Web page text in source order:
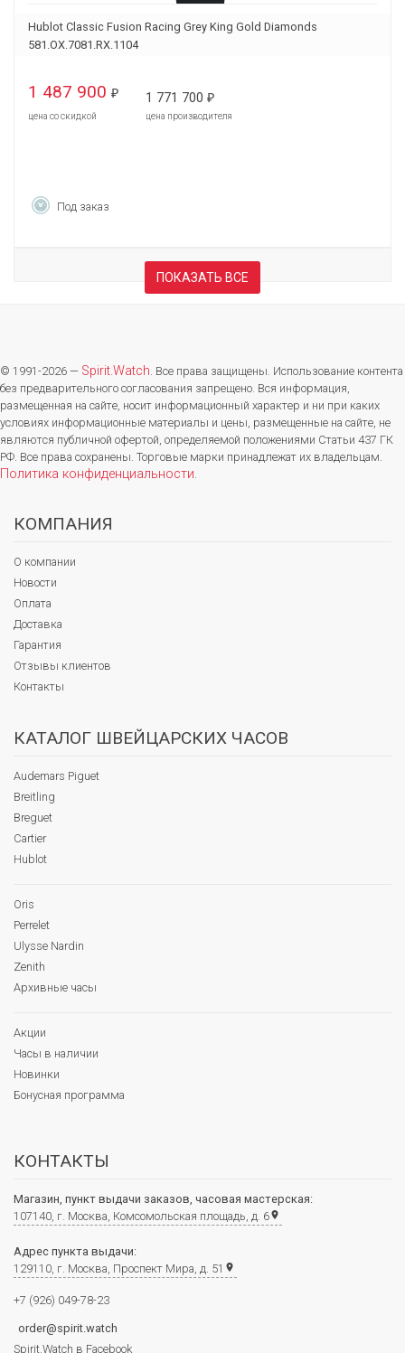
Hublot Classic Fusion Racing Grey King Gold Diamonds
581.OX.7081.RX.1104
1 487 900 ₽
цена со скидкой
1 771 700 ₽
цена производителя
Под заказ
ПОКАЗАТЬ ВСЕ
© 1991-2026 — Spirit.Watch. Все права защищены. Использование контента
без предварительного согласования запрещено. Вся информация,
размещенная на сайте, носит информационный характер и ни при каких
условиях информационные материалы и цены, размещенные на сайте, не
являются публичной офертой, определяемой положениями Статьи 437 ГК
РФ. Все права сохранены. Торговые марки принадлежат их владельцам.
Политика конфиденциальности.
КОМПАНИЯ
О компании
Новости
Оплата
Доставка
Гарантия
Отзывы клиентов
Контакты
КАТАЛОГ ШВЕЙЦАРСКИХ ЧАСОВ
Audemars Piguet
Breitling
Breguet
Cartier
Hublot
Oris
Perrelet
Ulysse Nardin
Zenith
Архивные часы
Акции
Часы в наличии
Новинки
Бонусная программа
КОНТАКТЫ
Магазин, пункт выдачи заказов, часовая мастерская:
107140, г. Москва, Комсомольская площадь, д. 6place
Адрес пункта выдачи:
129110, г. Москва, Проспект Мира, д. 51 place
+7 (926) 049-78-23
order@spirit.watch
Spirit.Watch в Facebook